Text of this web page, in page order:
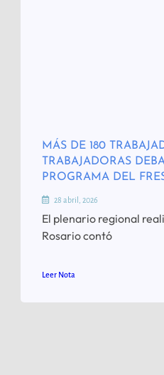
MÁS DE 180
TRABAJADORAS
PROGRAMA DEL
28 abril, 2026
El plenario regional
Rosario contó
Leer Nota